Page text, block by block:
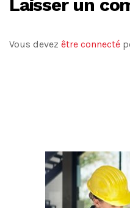
Laisser un
Vous devez être connecté